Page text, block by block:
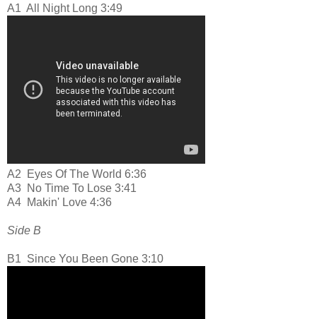
A1 All Night Long 3:49
A2
Eyes Of The World 6:36
A3 No Time To Lose 3:41
A4 Makin' Love 4:36
Side B
B1 Since You Been Gone 3:10